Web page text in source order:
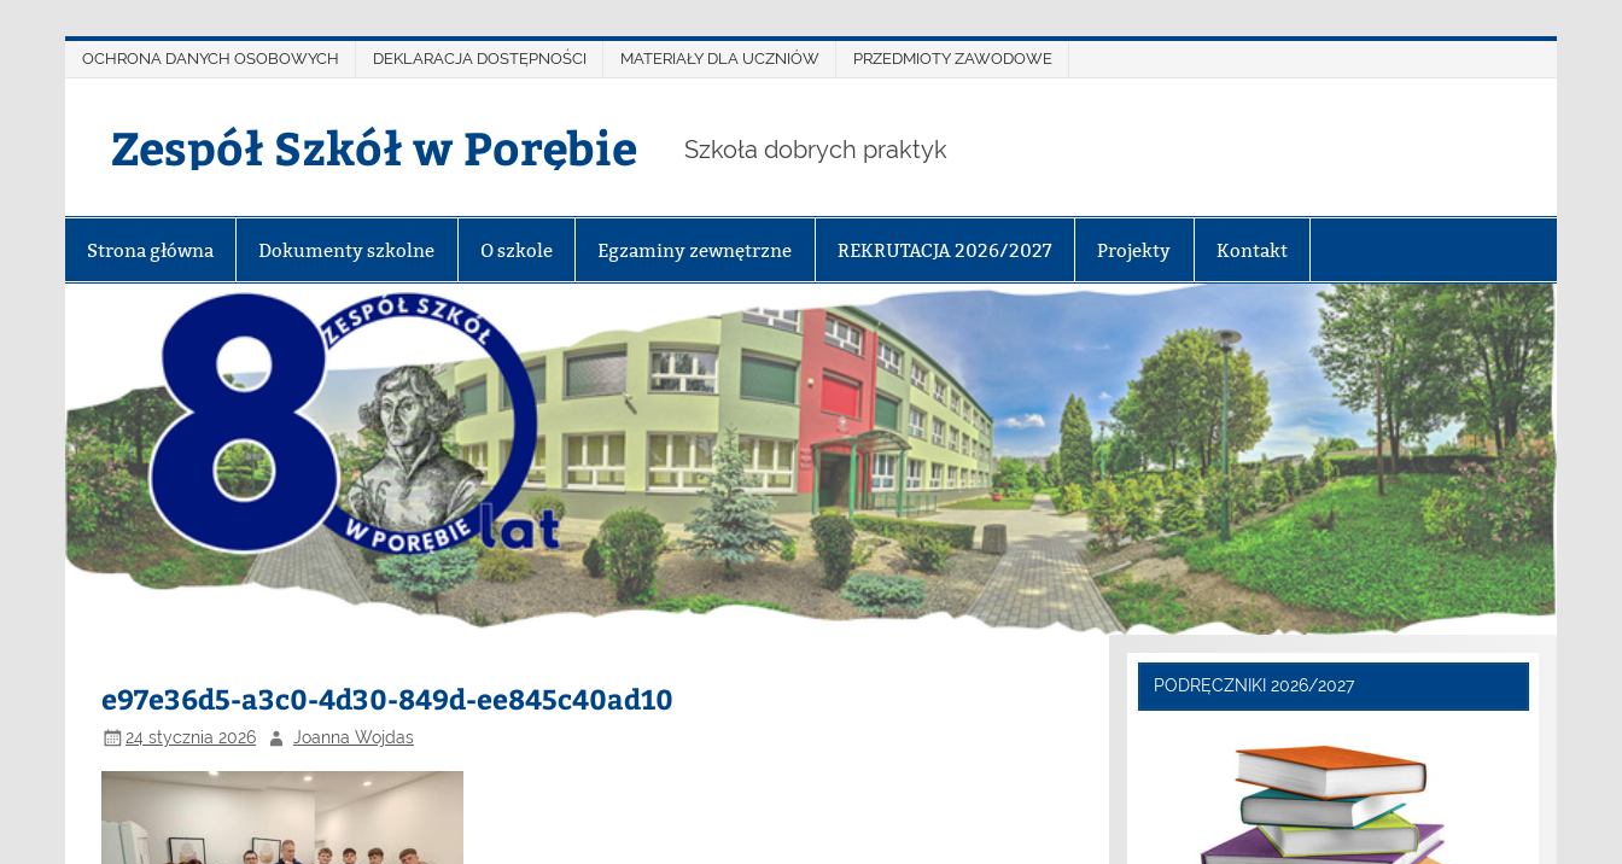
OCHRONA DANYCH OSOBOWYCH DEKLARACJA DOSTĘPNOŚCI MATERIAŁY DLA UCZNIÓW PRZEDMIOTY ZAWODOWE
Zespół Szkół w Porębie Szkoła dobrych praktyk
Strona główna Dokumenty szkolne O szkole Egzaminy zewnętrzne REKRUTACJA 2026/2027 Projekty Kontakt
e97e36d5-a3c0-4d30-849d-ee845c40ad10
24 stycznia 2026 Joanna Wojdas
PODRĘCZNIKI 2026/2027